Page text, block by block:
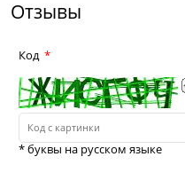
Отзывы
Код
* буквы на русском языке